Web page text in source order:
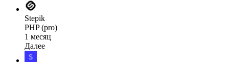
Stepik
PHP (pro)
1 месяц
Далее